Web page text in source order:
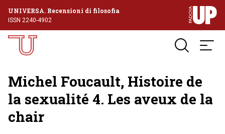
UNIVERSA. Recensioni di filosofia
ISSN 2240-4902
Michel Foucault, Histoire de
la sexualité 4. Les aveux de la
chair